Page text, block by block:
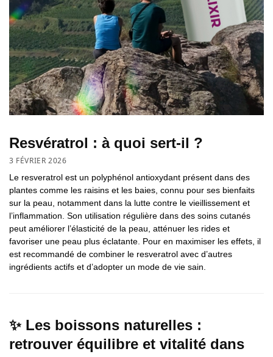
Resvératrol : à quoi sert-il ?
3 FÉVRIER 2026
Le resveratrol est un polyphénol antioxydant présent dans des
plantes comme les raisins et les baies, connu pour ses bienfaits
sur la peau, notamment dans la lutte contre le vieillissement et
l’inflammation. Son utilisation régulière dans des soins cutanés
peut améliorer l’élasticité de la peau, atténuer les rides et
favoriser une peau plus éclatante. Pour en maximiser les effets, il
est recommandé de combiner le resveratrol avec d’autres
ingrédients actifs et d’adopter un mode de vie sain.
✨ Les boissons naturelles :
retrouver équilibre et vitalité dans